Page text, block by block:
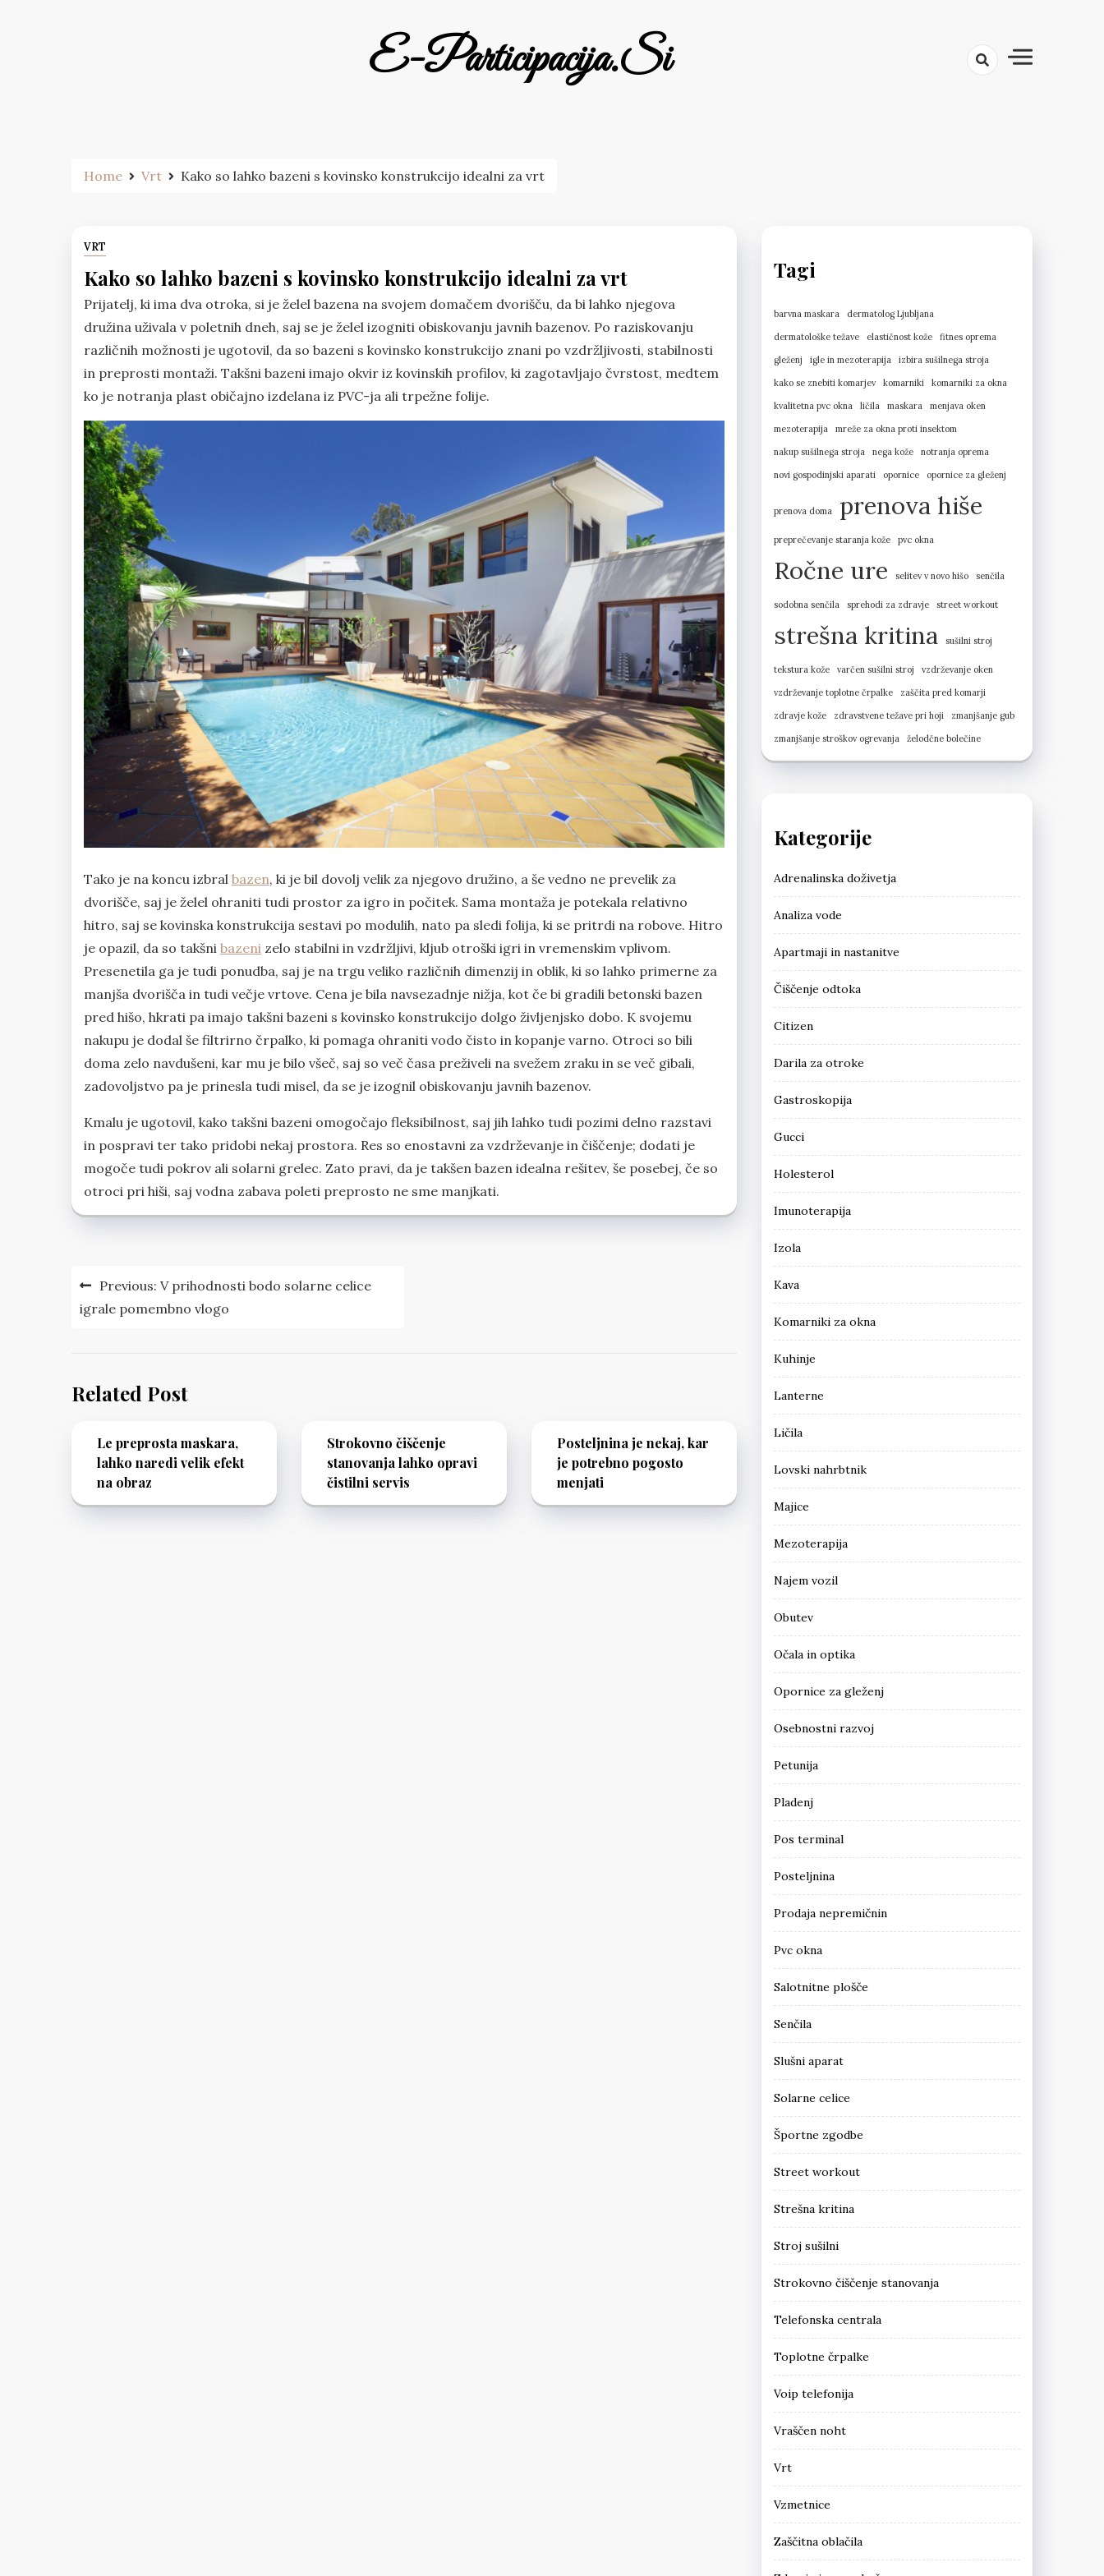
E-Participacija.si
Home Vrt Kako so lahko bazeni s kovinsko konstrukcijo idealni za vrt
VRT
Kako so lahko bazeni s kovinsko konstrukcijo idealni za vrt
Prijatelj, ki ima dva otroka, si je želel bazena na svojem domačem dvorišču, da bi lahko njegova
družina uživala v poletnih dneh, saj se je želel izogniti obiskovanju javnih bazenov. Po raziskovanju
različnih možnosti je ugotovil, da so bazeni s kovinsko konstrukcijo znani po vzdržljivosti, stabilnosti
in preprosti montaži. Takšni bazeni imajo okvir iz kovinskih profilov, ki zagotavljajo čvrstost, medtem
ko je notranja plast običajno izdelana iz PVC-ja ali trpežne folije.
Tako je na koncu izbral bazen, ki je bil dovolj velik za njegovo družino, a še vedno ne prevelik za
dvorišče, saj je želel ohraniti tudi prostor za igro in počitek. Sama montaža je potekala relativno
hitro, saj se kovinska konstrukcija sestavi po modulih, nato pa sledi folija, ki se pritrdi na robove. Hitro
je opazil, da so takšni bazeni zelo stabilni in vzdržljivi, kljub otroški igri in vremenskim vplivom.
Presenetila ga je tudi ponudba, saj je na trgu veliko različnih dimenzij in oblik, ki so lahko primerne za
manjša dvorišča in tudi večje vrtove. Cena je bila navsezadnje nižja, kot če bi gradili betonski bazen
pred hišo, hkrati pa imajo takšni bazeni s kovinsko konstrukcijo dolgo življenjsko dobo. K svojemu
nakupu je dodal še filtrirno črpalko, ki pomaga ohraniti vodo čisto in kopanje varno. Otroci so bili
doma zelo navdušeni, kar mu je bilo všeč, saj so več časa preživeli na svežem zraku in se več gibali,
zadovoljstvo pa je prinesla tudi misel, da se je izognil obiskovanju javnih bazenov.
Kmalu je ugotovil, kako takšni bazeni omogočajo fleksibilnost, saj jih lahko tudi pozimi delno razstavi
in pospravi ter tako pridobi nekaj prostora. Res so enostavni za vzdrževanje in čiščenje; dodati je
mogoče tudi pokrov ali solarni grelec. Zato pravi, da je takšen bazen idealna rešitev, še posebej, če so
otroci pri hiši, saj vodna zabava poleti preprosto ne sme manjkati.
Navigacija
prispevka
Previous: V prihodnosti bodo solarne celice
igrale pomembno vlogo
Related Post
Le preprosta maskara,
lahko naredi velik efekt
na obraz
Strokovno čiščenje
stanovanja lahko opravi
čistilni servis
Posteljnina je nekaj, kar
je potrebno pogosto
menjati
Tagi
barvna maskara
dermatolog Ljubljana
dermatološke težave
elastičnost kože
fitnes oprema
gleženj
igle in mezoterapija
izbira sušilnega stroja
kako se znebiti komarjev
komarniki
komarniki za okna
kvalitetna pvc okna
ličila maskara
menjava oken
mezoterapija
mreže za okna proti insektom
nakup sušilnega stroja
nega kože
notranja oprema
novi gospodinjski aparati
opornice opornice za gleženj
prenova doma prenova hiše
preprečevanje staranja kože pvc okna
Ročne ure selitev v novo hišo senčila
sodobna senčila sprehodi za zdravje street workout
strešna kritina sušilni stroj
tekstura kože varčen sušilni stroj
vzdrževanje oken
vzdrževanje toplotne črpalke
zaščita pred komarji
zdravje kože
zdravstvene težave pri hoji
zmanjšanje gub
zmanjšanje stroškov ogrevanja
želodčne bolečine
Kategorije
Adrenalinska doživetja
Analiza vode
Apartmaji in nastanitve
Čiščenje odtoka
Citizen
Darila za otroke
Gastroskopija
Gucci
Holesterol
Imunoterapija
Izola
Kava
Komarniki za okna
Kuhinje
Lanterne
Ličila
Lovski nahrbtnik
Majice
Mezoterapija
Najem vozil
Obutev
Očala in optika
Opornice za gleženj
Osebnostni razvoj
Petunija
Pladenj
Pos terminal
Posteljnina
Prodaja nepremičnin
Pvc okna
Salotnitne plošče
Senčila
Slušni aparat
Solarne celice
Športne zgodbe
Street workout
Strešna kritina
Stroj sušilni
Strokovno čiščenje stanovanja
Telefonska centrala
Toplotne črpalke
Voip telefonija
Vraščen noht
Vrt
Vzmetnice
Zaščitna oblačila